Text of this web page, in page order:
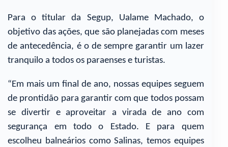
Para o titular da Segup, Ualame Machado, o
objetivo das ações, que são planejadas com meses
de antecedência, é o de sempre garantir um lazer
tranquilo a todos os paraenses e turistas.
“Em mais um final de ano, nossas equipes seguem
de prontidão para garantir com que todos possam
se divertir e aproveitar a virada de ano com
segurança em todo o Estado. E para quem
escolheu balneários como Salinas, temos equipes